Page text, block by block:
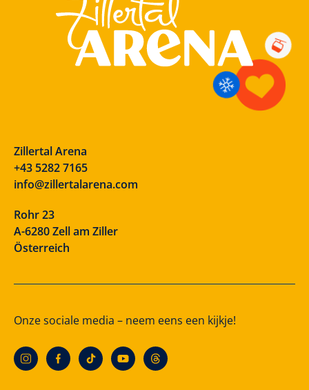
Zillertal Arena
+43 5282 7165
info@zillertalarena.com
Rohr 23
A-6280 Zell am Ziller
Österreich
Onze sociale media – neem eens een kijkje!